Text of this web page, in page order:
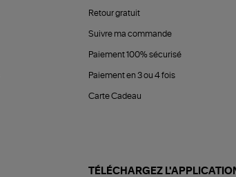
Retour gratuit
Suivre ma commande
Paiement 100% sécurisé
Paiement en 3 ou 4 fois
Carte Cadeau
TÉLÉCHARGEZ